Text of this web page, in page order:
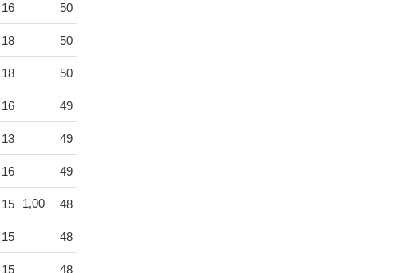
16 50
18 50
18 50
16 49
13 49
16 49
15 1,00 48
15 48
15 48